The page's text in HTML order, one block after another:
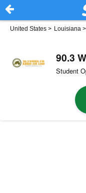
United States > Louisiana >
90.3
Student